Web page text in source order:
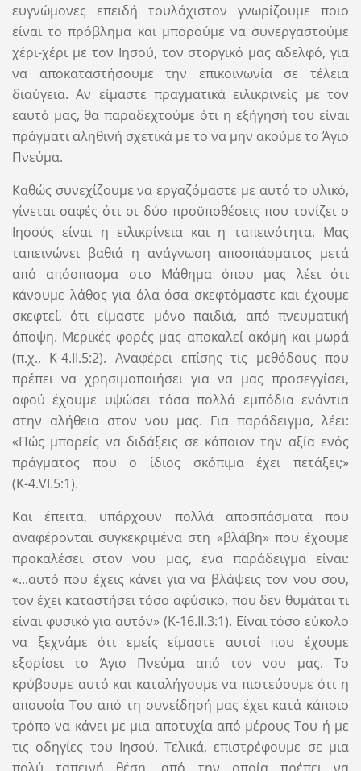
ευγνώμονες επειδή τουλάχιστον γνωρίζουμε ποιο
είναι το πρόβλημα και μπορούμε να συνεργαστούμε
χέρι-χέρι με τον Ιησού, τον στοργικό μας αδελφό, για
να αποκαταστήσουμε την επικοινωνία σε τέλεια
διαύγεια. Αν είμαστε πραγματικά ειλικρινείς με τον
εαυτό μας, θα παραδεχτούμε ότι η εξήγησή του είναι
πράγματι αληθινή σχετικά με το να μην ακούμε το Άγιο
Πνεύμα.
Καθώς συνεχίζουμε να εργαζόμαστε με αυτό το υλικό,
γίνεται σαφές ότι οι δύο προϋποθέσεις που τονίζει ο
Ιησούς είναι η ειλικρίνεια και η ταπεινότητα. Μας
ταπεινώνει βαθιά η ανάγνωση αποσπάσματος μετά
από απόσπασμα στο Μάθημα όπου μας λέει ότι
κάνουμε λάθος για όλα όσα σκεφτόμαστε και έχουμε
σκεφτεί, ότι είμαστε μόνο παιδιά, από πνευματική
άποψη. Μερικές φορές μας αποκαλεί ακόμη και μωρά
(π.χ., Κ-4.II.5:2). Αναφέρει επίσης τις μεθόδους που
πρέπει να χρησιμοποιήσει για να μας προσεγγίσει,
αφού έχουμε υψώσει τόσα πολλά εμπόδια ενάντια
στην αλήθεια στον νου μας. Για παράδειγμα, λέει:
«Πώς μπορείς να διδάξεις σε κάποιον την αξία ενός
πράγματος που ο ίδιος σκόπιμα έχει πετάξει;»
(Κ-4.VI.5:1).
Και έπειτα, υπάρχουν πολλά αποσπάσματα που
αναφέρονται συγκεκριμένα στη «βλάβη» που έχουμε
προκαλέσει στον νου μας, ένα παράδειγμα είναι:
«...αυτό που έχεις κάνει για να βλάψεις τον νου σου,
τον έχει καταστήσει τόσο αφύσικο, που δεν θυμάται τι
είναι φυσικό για αυτόν» (Κ-16.II.3:1). Είναι τόσο εύκολο
να ξεχνάμε ότι εμείς είμαστε αυτοί που έχουμε
εξορίσει το Άγιο Πνεύμα από τον νου μας. Το
κρύβουμε αυτό και καταλήγουμε να πιστεύουμε ότι η
απουσία Του από τη συνείδησή μας έχει κατά κάποιο
τρόπο να κάνει με μια αποτυχία από μέρους Του ή με
τις οδηγίες του Ιησού. Τελικά, επιστρέφουμε σε μια